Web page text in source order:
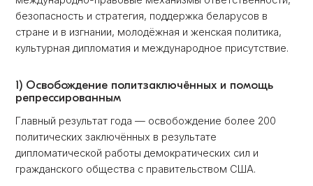
безопасность и стратегия, поддержка беларусов в
стране и в изгнании, молодёжная и женская политика,
культурная дипломатия и международное присутствие.
1) Освобождение политзаключённых и помощь
репрессированным
Главный результат года — освобождение более 200
политических заключённых в результате
дипломатической работы демократических сил и
гражданского общества с правительством США.